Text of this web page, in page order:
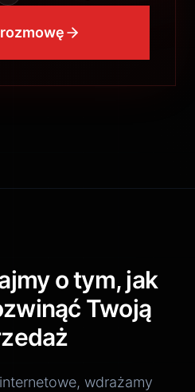
o tym, jak
Twoją
wdrażamy